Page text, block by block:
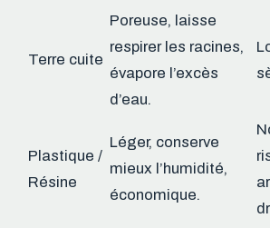
Terre cuite
Poreuse, laisse
respirer les racines,
évapore l’excès
d’eau.
Plastique /
Résine
Léger, conserve
mieux l’humidité,
économique.